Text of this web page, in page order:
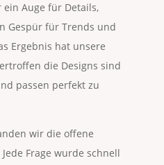
Auge für Details,
Gespür für Trends und
Ergebnis hat unsere
die Designs sind
passen perfekt zu
wir die offene
Frage wurde schnell